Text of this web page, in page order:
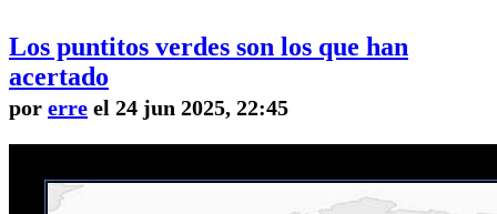
Los puntitos verdes son los que han
acertado
por erre el 24 jun 2025, 22:45